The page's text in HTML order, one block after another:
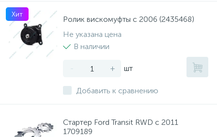
Хит
Ролик вискомуфты с 2006 (2435468)
Не указана цена
В наличии
- + шт
Добавить к сравнению
Стартер Ford Transit RWD с 2011
1709189